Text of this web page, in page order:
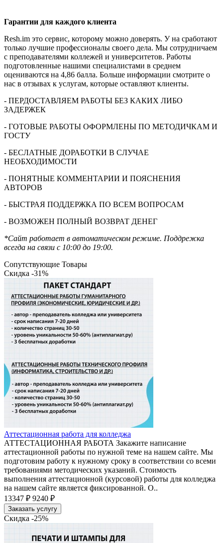
Гарантии для каждого клиента
Resh.im это сервис, которому можно доверять. У на сработают
только лучшие профессионалы своего дела. Мы сотрудничаем
с преподавателями коллежей и университетов. Работы
подготовленные нашими специалистами в среднем
оцениваются на 4,86 балла. Больше информации смотрите о
нас в отзывах к услугам, которые оставляют клиенты.
- ПЕРДОСТАВЛЯЕМ РАБОТЫ БЕЗ КАКИХ ЛИБО
ЗАДЕРЖЕК
- ГОТОВЫЕ РАБОТЫ ОФОРМЛЕНЫ ПО МЕТОДИЧКАМ И
ГОСТУ
- БЕСЛАТНЫЕ ДОРАБОТКИ В СЛУЧАЕ
НЕОБХОДИМОСТИ
- ПОНЯТНЫЕ КОММЕНТАРИИ И ПОЯСНЕНИЯ
АВТОРОВ
- БЫСТРАЯ ПОДДЕРЖКА ПО ВСЕМ ВОПРОСАМ
- ВОЗМОЖЕН ПОЛНЫЙ ВОЗВРАТ ДЕНЕГ
*Сайт работает в автоматическом режиме. Поддрежка
всегда на связи с 10:00 до 19:00.
Сопутствующие Товары
Скидка -31%
Аттестационная работа для колледжа
АТТЕСТАЦИОННАЯ РАБОТА Закажите написание
аттестационной работы по нужной теме на нашем сайте. Мы
подготовим работу к нужному сроку в соответствии со всеми
требованиями методических указаний. Стоимость
выполнения аттестационной (курсовой) работы для колледжа
на нашем сайте является фиксированной. О..
13347 ₽ 9240 ₽
Заказать услугу
Скидка -25%